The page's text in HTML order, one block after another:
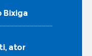
Bixiga
ator